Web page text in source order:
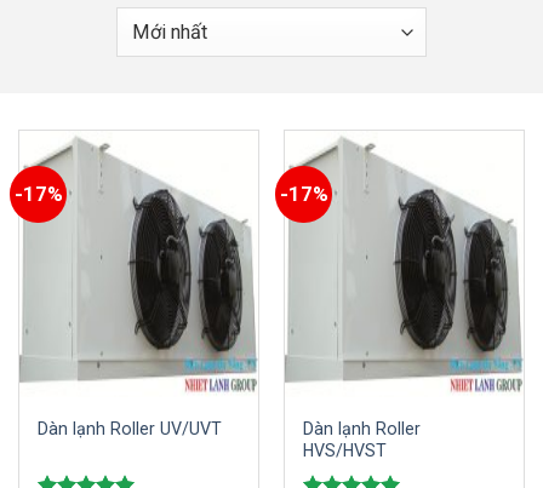
-17%
Dàn lạnh Roller UV/UVT
-17%
Dàn lạnh Roller
HVS/HVST